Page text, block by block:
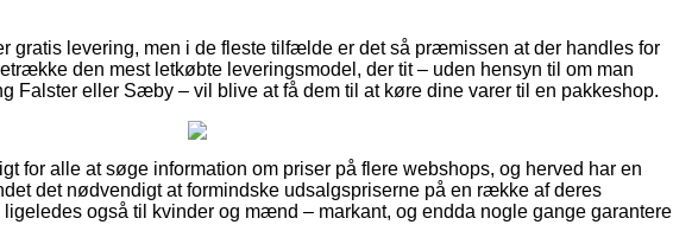
gratis levering, men i de fleste tilfælde er det så præmissen at der handles for
den mest letkøbte leveringsmodel, der tit – uden hensyn til om man
Falster eller Sæby – vil blive at få dem til at køre dine varer til en pakkeshop.
for alle at søge information om priser på flere webshops, og herved har en
det nødvendigt at formindske udsalgspriserne på en række af deres
også til kvinder og mænd – markant, og endda nogle gange garantere